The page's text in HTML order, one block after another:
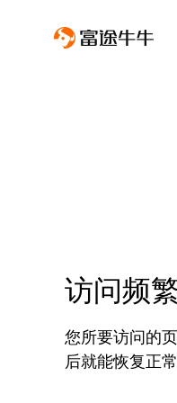
访问频
您所要访问的
后就能恢复正常